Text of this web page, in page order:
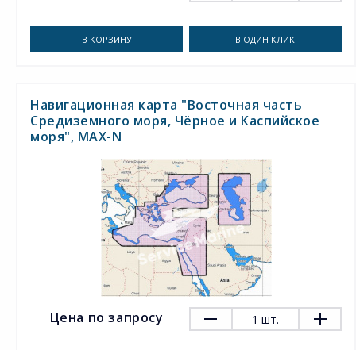
В КОРЗИНУ В ОДИН КЛИК
Навигационная карта "Восточная часть
Средиземного моря, Чёрное и Каспийское
моря", MAX-N
Цена по запросу 1 шт.